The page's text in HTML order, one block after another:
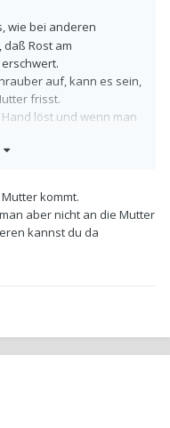
wie bei anderen
Rost am
auf, kann es sein,
frisst.
löst und wenn man
Schritten immer
einem
die Schraube
Gewindereparaturen
kommt.
aber nicht an die Mutter
kannst du da